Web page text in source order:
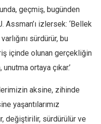
geçmiş, bugünden
Assman’ı izlersek: ‘Bellek
sürdürür, bu
içinde olunan gerçekliğin
ortaya çıkar.’
aksine, zihinde
yaşantılarımız
değiştirilir, sürdürülür ve